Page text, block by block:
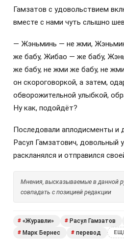
Гамзатов с удовольствием
вместе с нами чуть слышно
— Жэньминь — не жми,
же бабу, Жибао — же бабу,
же бабу, не жми же бабу, не
он скороговоркой, а затем,
обворожительной улыбкой,
Ну как, подойдёт?
Последовали аплодисменты и
Расул Гамзатович, довольный
раскланялся и отправился
Мнения, высказываемые в данной
совпадать с позицией редакции
# «Журавли» # Расул Гамзатов
# Марк Бернес # перевод